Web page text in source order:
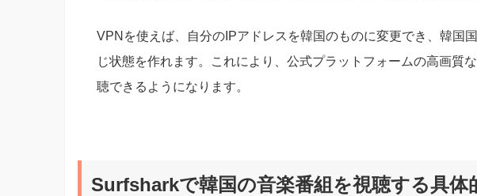
VPNを使えば、自分のIPアドレスを韓国のものに変更でき、韓国
じ状態を作れます。これにより、公式プラットフォームの高画質
聴できるようになります。
Surfsharkで韓国の音楽番組を視聴する具体